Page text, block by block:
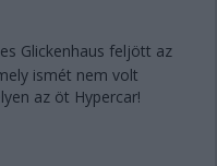
Glickenhaus feljött az
ismét nem volt
az öt Hypercar!